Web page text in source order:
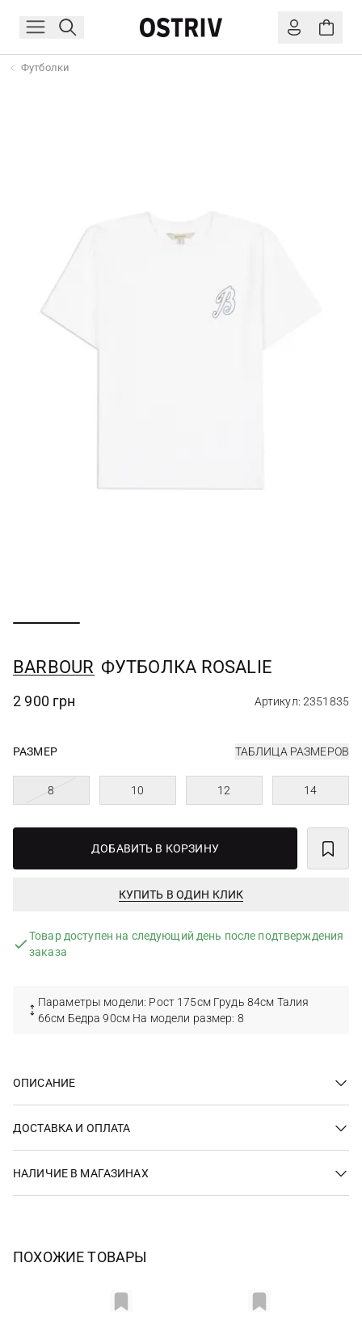
Футболки
BARBOUR ФУТБОЛКА ROSALIE
2 900 грн Артикул: 2351835
РАЗМЕР ТАБЛИЦА РАЗМЕРОВ
8 10 12 14
ДОБАВИТЬ В КОРЗИНУ
КУПИТЬ В ОДИН КЛИК
Товар доступен на следующий день после подтверждения
заказа
Параметры модели: Рост 175см Грудь 84см Талия
66см Бедра 90см На модели размер: 8
ОПИСАНИЕ
ДОСТАВКА И ОПЛАТА
НАЛИЧИЕ В МАГАЗИНАХ
ПОХОЖИЕ ТОВАРЫ